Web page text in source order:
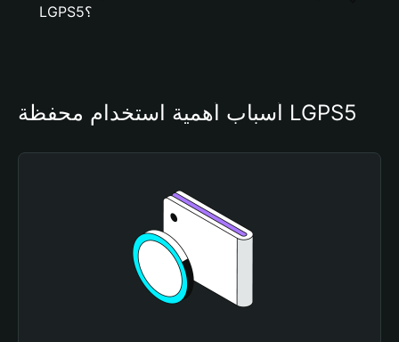
LGPS5؟
أسباب أهمية استخدام محفظة LGPS5